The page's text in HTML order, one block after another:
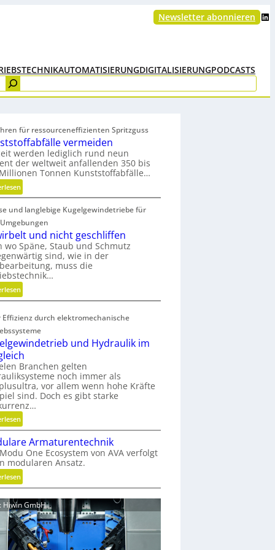
Newsletter abonnieren LinkedIn
AUTOMATISIERUNGDIGITALISIERUNGPODCASTS
für ressourceneffizienten Spritzguss
vermeiden
werden lediglich rund neun
der weltweit anfallenden 350 bis
Tonnen Kunststoffabfälle…
:
K
u
n
s
t
s
t
o
f
f
ä
l
e
v
e
r
m
e
i
d
e
n
und langlebige Kugelgewindetriebe für
und nicht geschliffen
wo Späne, Staub und Schmutz
sind, wie in der
muss die
:
G
i
r
b
e
l
t
u
d
n
i
c
h
t
g
e
s
c
h
Effizienz durch elektromechanische
und Hydraulik im
Branchen gelten
noch immer als
vor allem wenn hohe Kräfte
sind. Doch es gibt starke
:
K
u
g
e
l
g
e
w
i
n
d
Armaturentechnik
One Ecosystem von AVA verfolgt
modularen Ansatz.
:
M
o
d
u
l
a
Hiwin GmbH